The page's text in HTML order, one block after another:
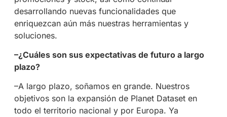
desarrollando nuevas funcionalidades que
enriquezcan aún más nuestras herramientas y
soluciones.
–¿Cuáles son sus expectativas de futuro a largo
plazo?
–A largo plazo, soñamos en grande. Nuestros
objetivos son la expansión de Planet Dataset en
todo el territorio nacional y por Europa. Ya